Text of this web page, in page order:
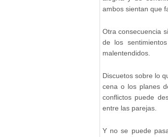
ambos sientan que
Otra consecuencia
de los
malentendidos.
Discuetos sobre lo
cena o los planes
conflictos puede
entre las parejas.
Y no se puede